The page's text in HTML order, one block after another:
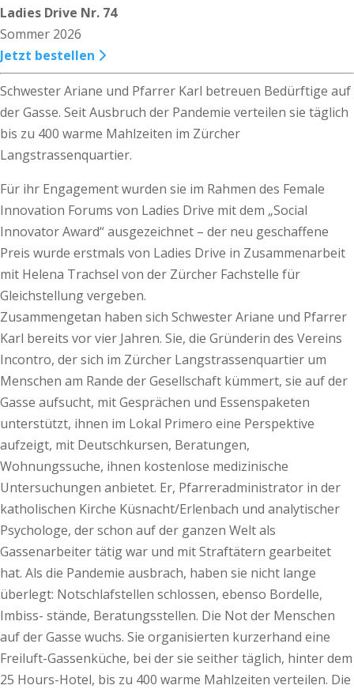
Ladies Drive Nr. 74
Sommer 2026
Jetzt bestellen
Schwester Ariane und Pfarrer Karl betreuen Bedürftige auf
der Gasse. Seit Ausbruch der Pandemie verteilen sie täglich
bis zu 400 warme Mahlzeiten im Zürcher
Langstrassenquartier.
Für ihr Engagement wurden sie im Rahmen des Female
Innovation Forums von Ladies Drive mit dem „Social
Innovator Award“ ausgezeichnet – der neu geschaffene
Preis wurde erstmals von Ladies Drive in Zusammenarbeit
mit Helena Trachsel von der Zürcher Fachstelle für
Gleichstellung vergeben.
Zusammengetan haben sich Schwester Ariane und Pfarrer
Karl bereits vor vier Jahren. Sie, die Gründerin des Vereins
Incontro, der sich im Zürcher Langstrassenquartier um
Menschen am Rande der Gesellschaft kümmert, sie auf der
Gasse aufsucht, mit Gesprächen und Essenspaketen
unterstützt, ihnen im Lokal Primero eine Perspektive
aufzeigt, mit Deutschkursen, Beratungen,
Wohnungssuche, ihnen kostenlose medizinische
Untersuchungen anbietet. Er, Pfarreradministrator in der
katholischen Kirche Küsnacht/Erlenbach und analytischer
Psychologe, der schon auf der ganzen Welt als
Gassenarbeiter tätig war und mit Straftätern gearbeitet
hat. Als die Pandemie ausbrach, haben sie nicht lange
überlegt: Notschlafstellen schlossen, ebenso Bordelle,
Imbiss- stände, Beratungsstellen. Die Not der Menschen
auf der Gasse wuchs. Sie organisierten kurzerhand eine
Freiluft-Gassenküche, bei der sie seither täglich, hinter dem
25 Hours-Hotel, bis zu 400 warme Mahlzeiten verteilen. Die